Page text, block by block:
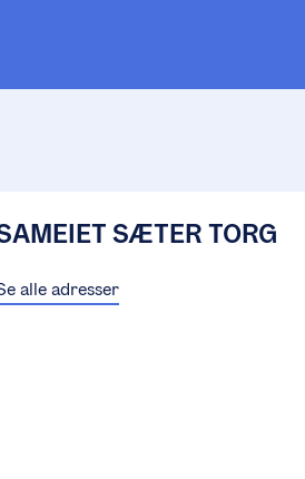
SÆTER TORG
alle adresser